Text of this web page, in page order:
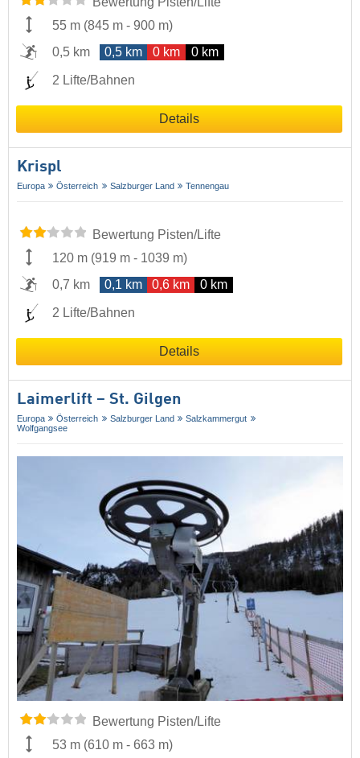
55 m (845 m - 900 m)
0,5 km
0,5 km 0 km 0 km
2 Lifte/Bahnen
Details
Krispl
Europa Österreich Salzburger Land Tennengau
Bewertung Pisten/Lifte
120 m (919 m - 1039 m)
0,7 km
0,1 km 0,6 km 0 km
2 Lifte/Bahnen
Details
Laimerlift – St. Gilgen
Europa Österreich Salzburger Land
Salzkammergut
Wolfgangsee
Bewertung Pisten/Lifte
53 m (610 m - 663 m)